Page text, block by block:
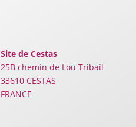
Site de Cestas
25B chemin de Lou Tribail
33610 CESTAS
FRANCE